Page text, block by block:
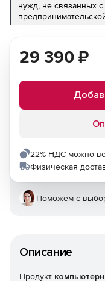
нужд, не связанных
Описание
Продукт
29 390 ₽
22% НДС можно
Физическая
Поможем с